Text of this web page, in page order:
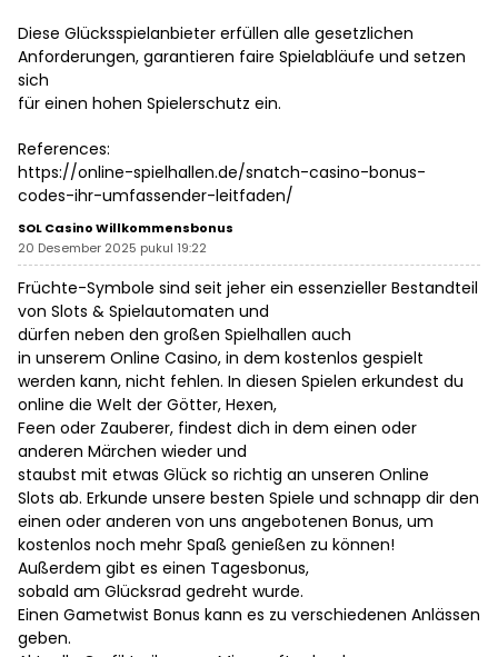
Diese Glücksspielanbieter erfüllen alle gesetzlichen
Anforderungen, garantieren faire Spielabläufe und setzen
sich
für einen hohen Spielerschutz ein.
References:
https://online-spielhallen.de/snatch-casino-bonus-
codes-ihr-umfassender-leitfaden/
SOL Casino Willkommensbonus
20 Desember 2025 pukul 19:22
Früchte-Symbole sind seit jeher ein essenzieller Bestandteil
von Slots & Spielautomaten und
dürfen neben den großen Spielhallen auch
in unserem Online Casino, in dem kostenlos gespielt
werden kann, nicht fehlen. In diesen Spielen erkundest du
online die Welt der Götter, Hexen,
Feen oder Zauberer, findest dich in dem einen oder
anderen Märchen wieder und
staubst mit etwas Glück so richtig an unseren Online
Slots ab. Erkunde unsere besten Spiele und schnapp dir den
einen oder anderen von uns angebotenen Bonus, um
kostenlos noch mehr Spaß genießen zu können!
Außerdem gibt es einen Tagesbonus,
sobald am Glücksrad gedreht wurde.
Einen Gametwist Bonus kann es zu verschiedenen Anlässen
geben.